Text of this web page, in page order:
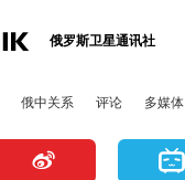
俄罗斯卫星通讯社
俄中关系 评论 多媒体